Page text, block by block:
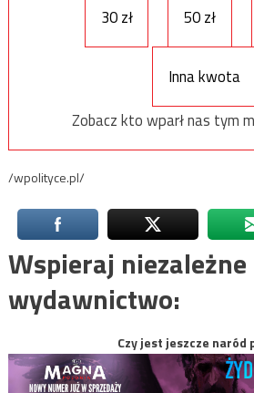
30 zł 50 zł
Inna kwota
Zobacz kto wparł nas tym
/wpolityce.pl/
Wspieraj niezależne
wydawnictwo:
Czy jest jeszcze naród